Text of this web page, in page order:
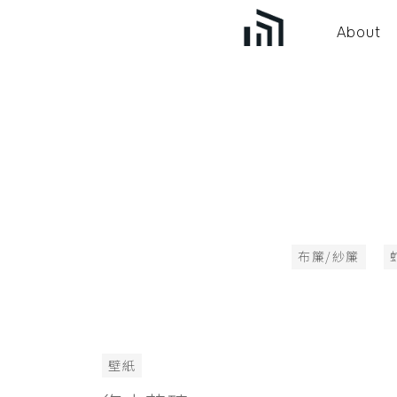
About
布簾/紗簾
壁紙